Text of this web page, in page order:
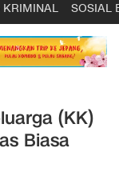
KRIMINAL SOSIAL
(KK)
Biasa